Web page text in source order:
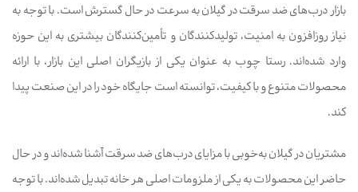
بازار درب‌های ضد سرقت در گیلان به سرعت در حال گسترش است. با توجه به
نیاز روزافزون به امنیت، تولیدکنندگان و تأمین‌کنندگان بیشتری به این حوزه
وارد شده‌اند. رستا چوب به عنوان یکی از بازیگران اصلی این بازار، با ارائه
محصولات متنوع و با کیفیت، توانسته است جایگاه خود را در این صنعت پیدا
کند.
مشتریان در گیلان به‌خوبی با مزایای درب‌های ضد سرقت آشنا شده‌اند و در حال
حاضر این محصولات به یکی از ملزومات اصلی هر خانه تبدیل شده‌اند. با توجه